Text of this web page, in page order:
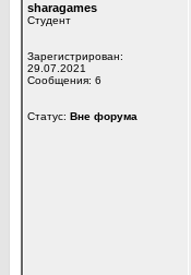
sharagames
Студент
Зарегистрирован:
29.07.2021
Сообщения: 6
Статус: Вне форума